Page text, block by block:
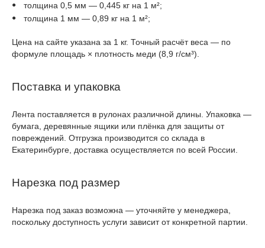
толщина 0,5 мм — 0,445 кг на 1 м²;
толщина 1 мм — 0,89 кг на 1 м²;
Цена на сайте указана за 1 кг. Точный расчёт веса — по
формуле площадь × плотность меди (8,9 г/см³).
Поставка и упаковка
Лента поставляется в рулонах различной длины. Упаковка —
бумага, деревянные ящики или плёнка для защиты от
повреждений. Отгрузка производится со склада в
Екатеринбурге, доставка осуществляется по всей России.
Нарезка под размер
Нарезка под заказ возможна — уточняйте у менеджера,
поскольку доступность услуги зависит от конкретной партии.